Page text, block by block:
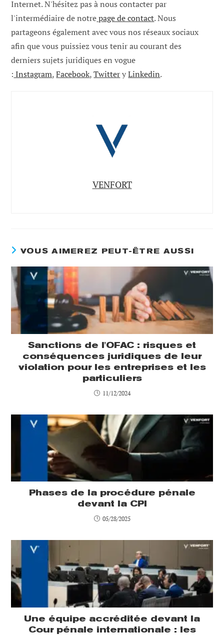
Internet. N'hésitez pas à nous contacter par
l'intermédiaire de notrepage de contact. Nous
partageons également avec vous nos réseaux sociaux
afin que vous puissiez vous tenir au courant des
derniers sujets juridiques en vogue
: Instagram,Facebook,TwitteryLinkedin.
VENFORT
VOUS AIMEREZ PEUT-ÊTRE AUSSI
Sanctions de l'OFAC : risques et
conséquences juridiques de leur
violation pour les entreprises et les
particuliers
11/12/2024
Phases de la procédure pénale
devant la CPI
05/28/2025
Une équipe accréditée devant la
Cour pénale internationale : les